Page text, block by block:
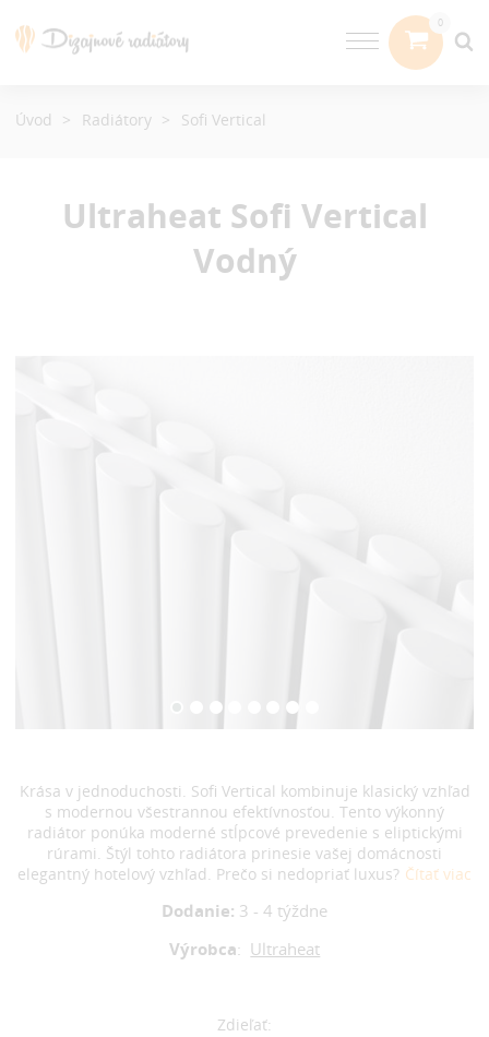
Ultraheat Sofi Vertical
Vodný
Krása v jednoduchosti. Sofi Vertical kombinuje klasický vzhľad
s modernou všestrannou efektívnosťou. Tento výkonný
radiátor ponúka moderné stĺpcové prevedenie s eliptickými
rúrami. Štýl tohto radiátora prinesie vašej domácnosti
elegantný hotelový vzhľad. Prečo si nedopriať luxus? Čítať viac
Dodanie: 3 - 4 týždne
Výrobca: Ultraheat
Zdieľať:
Úvod Radiátory Sofi Vertical